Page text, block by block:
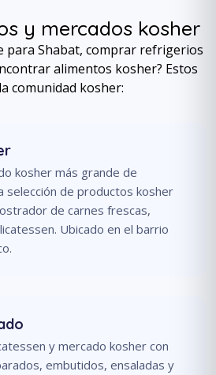
y mercados kosher
para Shabat, comprar refrigerios
alimentos kosher? Estos
comunidad kosher:
kosher más grande de
selección de productos kosher
de carnes frescas,
Ubicado en el barrio
y mercado kosher con
embutidos, ensaladas y